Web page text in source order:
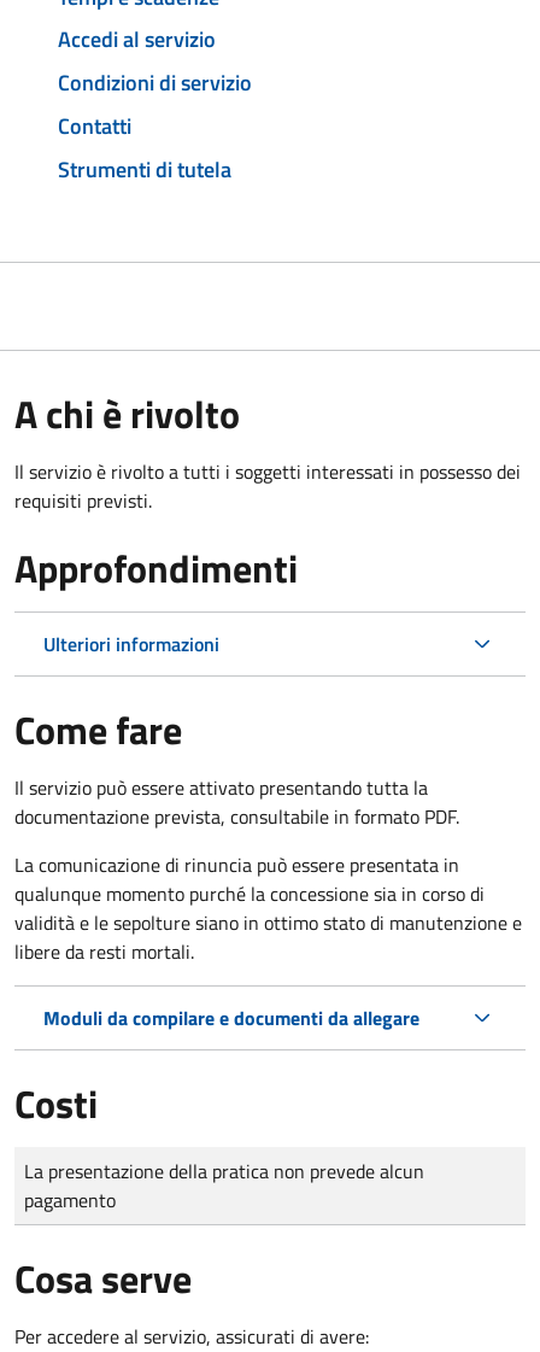
Accedi al servizio
Condizioni di servizio
Contatti
Strumenti di tutela
A chi è rivolto
Il servizio è rivolto a tutti i soggetti interessati in possesso dei
requisiti previsti.
Approfondimenti
Ulteriori informazioni
Come fare
Il servizio può essere attivato presentando tutta la
documentazione prevista, consultabile in formato PDF.
La comunicazione di rinuncia può essere presentata in
qualunque momento purché la concessione sia in corso di
validità e le sepolture siano in ottimo stato di manutenzione e
libere da resti mortali.
Moduli da compilare e documenti da allegare
Costi
Tipo di pagamento
Importo
La presentazione della pratica non prevede alcun
pagamento
Cosa serve
Per accedere al servizio, assicurati di avere: